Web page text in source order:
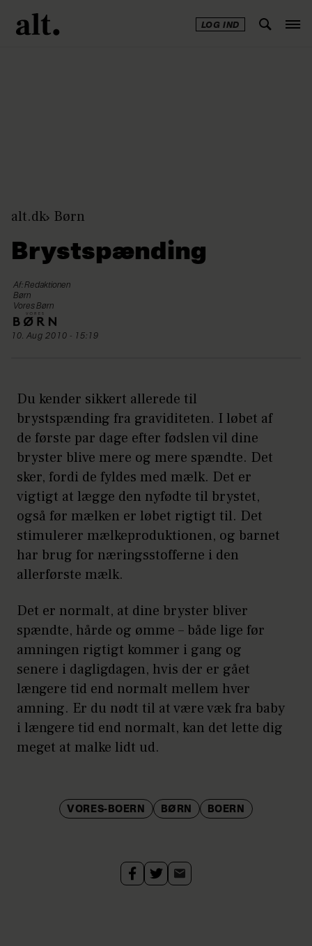
LOG IND
alt.dk Børn
Brystspænding
Af: Redaktionen
Børn
Vores Børn
10. Aug 2010 - 15:19
Du kender sikkert allerede til
brystspænding fra graviditeten. I løbet af
de første par dage efter fødslen vil dine
bryster blive mere og mere spændte. Det
sker, fordi de fyldes med mælk. Det er
vigtigt at lægge den nyfødte til brystet,
også før mælken er løbet rigtigt til. Det
stimulerer mælkeproduktionen, og barnet
har brug for næringsstofferne i den
allerførste mælk.
Det er normalt, at dine bryster bliver
spændte, hårde og ømme – både lige før
amningen rigtigt kommer i gang og
senere i dagligdagen, hvis der er gået
længere tid end normalt mellem hver
amning. Er du nødt til at være væk fra baby
i længere tid end normalt, kan det lette dig
meget at malke lidt ud.
VORES-BOERN BØRN BOERN